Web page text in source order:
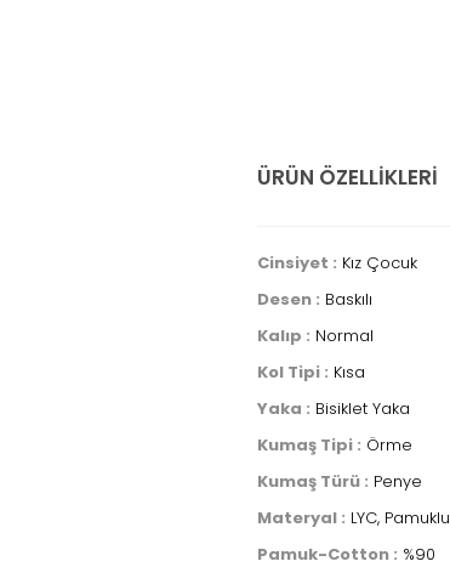
ÜRÜN ÖZELLIKLERI
Cinsiyet : Kız Çocuk
Desen : Baskılı
Kalıp : Normal
Kol Tipi : Kısa
Yaka : Bisiklet Yaka
Kumaş Tipi : Örme
Kumaş Türü : Penye
Materyal : LYC, Pamuklu
Pamuk-Cotton : %90